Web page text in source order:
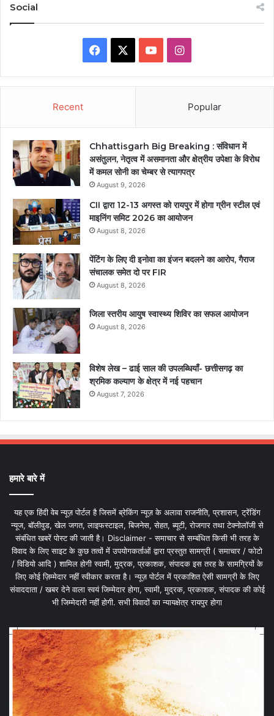
Social
Facebook YouTubeInstagram
Recent Popular
Chhattisgarh Big Breaking : संविधान में
असंतुलन, नेतृत्व में असमानता और क्षेत्रीय उपेक्षा के विरोध
में कमल सोनी का चेम्बर से त्यागपत्र
August 9, 2026
CII द्वारा 12-13 अगस्त को रायपुर में होगा ग्रीन स्टील एवं
माइनिंग समिट 2026 का आयोजन
August 8, 2026
पेंटिंग के लिए दी इनोवा का इंजन बदलने का आरोप, गैराज
संचालक समेत दो पर FIR
August 8, 2026
जिला स्तरीय आयुष स्वास्थ्य शिविर का सफल आयोजन
August 8, 2026
विशेष लेख – ढाई साल की उपलब्धियाँ- छत्तीसगढ़ का
श्रमिक कल्याण के क्षेत्र में नई पहचान
August 7, 2026
हमारे बारे में
यह एक हिंदी वेब न्यूज़ पोर्टल है जिसमें ब्रेकिंग न्यूज़ के अलावा राजनीति, प्रशासन, ट्रेंडिंग
न्यूज, बॉलीवुड, खेल जगत, लाइफस्टाइल, बिजनेस, सेहत, ब्यूटी, रोजगार तथा टेक्नोलॉजी से
संबंधित खबरें पोस्ट की जाती है। Disclaimer - समाचार से सम्बंधित किसी भी तरह के
विवाद के लिए साइट के कुछ तत्वों में उपयोगकर्ताओं द्वारा प्रस्तुत सामग्री ( समाचार / फोटो
/ विडियो आदि ) शामिल होगी स्वामी, मुद्रक, प्रकाशक, संपादक इस तरह के सामग्रियों के
लिए कोई ज़िम्मेदार नहीं स्वीकार करता है। न्यूज़ पोर्टल में प्रकाशित ऐसी सामग्री के लिए
संवाददाता / खबर देने वाला स्वयं जिम्मेदार होगा, स्वामी, मुद्रक, प्रकाशक, संपादक की कोई
भी जिम्मेदारी नहीं होगी. सभी विवादों का न्यायक्षेत्र रायपुर होगा